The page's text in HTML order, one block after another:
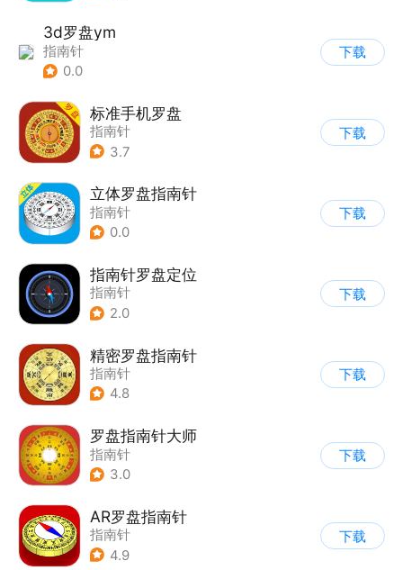
3d罗盘ym
指南针
0.0
下载
标准手机罗盘
指南针
3.7
下载
立体罗盘指南针
指南针
0.0
下载
指南针罗盘定位
指南针
2.0
下载
精密罗盘指南针
指南针
4.8
下载
罗盘指南针大师
指南针
3.0
下载
AR罗盘指南针
指南针
4.9
下载